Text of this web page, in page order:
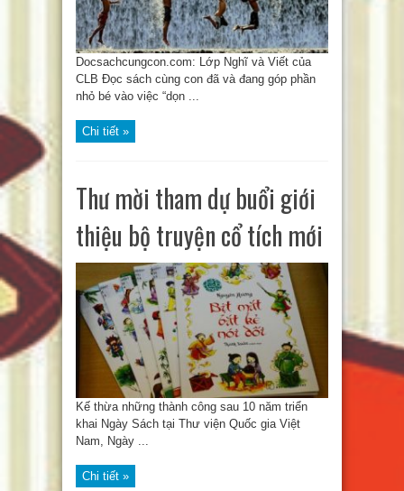
Docsachcungcon.com: Lớp Nghĩ và Viết của
CLB Đọc sách cùng con đã và đang góp phần
nhỏ bé vào việc “dọn ...
Chi tiết »
Thư mời tham dự buổi giới
thiệu bộ truyện cổ tích mới
Kế thừa những thành công sau 10 năm triển
khai Ngày Sách tại Thư viện Quốc gia Việt
Nam, Ngày ...
Chi tiết »